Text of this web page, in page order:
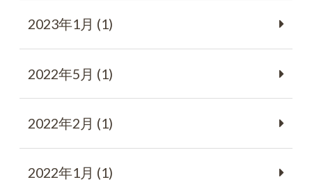
2023年1月 (1)
2022年5月 (1)
2022年2月 (1)
2022年1月 (1)